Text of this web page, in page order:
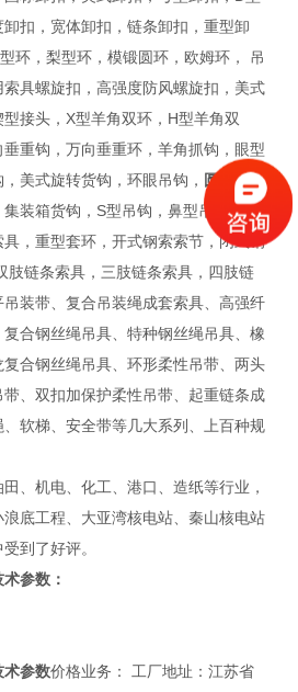
扣，宽体卸扣，链条卸扣，重型卸
环，梨型环，模锻圆环，欧姆环， 吊
具螺旋扣，高强度防风螺旋扣，美式
接头，X型羊角双环，H型羊角双
重钩，万向垂重环，羊角抓钩，眼型
美式旋转货钩，环眼吊钩， 圆吊环，
装箱货钩，S型吊钩，鼻型吊钩，杠
，重型套环，开式钢索索节，闭式钢
肢链条索具，三肢链条索具，四肢链
装带、复合吊装绳成套索具、高强纤
合钢丝绳吊具、特种钢丝绳吊具、橡
合钢丝绳吊具、环形柔性吊带、两头
、双扣加保护柔性吊带、起重链条成
软梯、安全带等几大系列、上百种规
、机电、化工、港口、造纸等行业，
底工程、大亚湾核电站、秦山核电站
到了好评。
术参数 ：
术参数价格业务： 工厂地址：江苏省